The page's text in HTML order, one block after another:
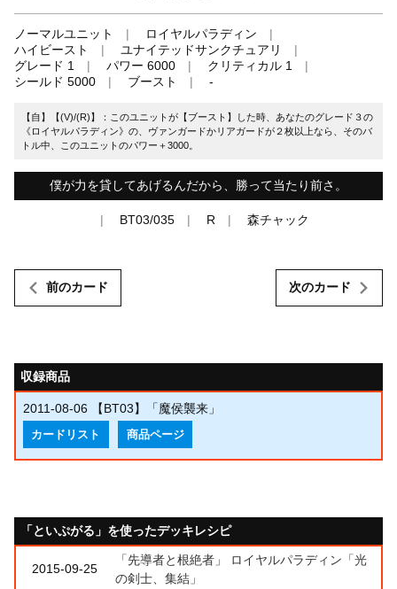
ノーマルユニット
ロイヤルパラディン
ハイビースト
ユナイテッドサンクチュアリ
グレード 1
パワー 6000
クリティカル 1
シールド 5000
ブースト -
【自】【(V)/(R)】：このユニットが【ブースト】した時、あなたのグレード３の
《ロイヤルパラディン》の、ヴァンガードかリアガードが２枚以上なら、そのバ
トル中、このユニットのパワー＋3000。
僕が力を貸してあげるんだから、勝って当たり前さ。
BT03/035 R 森チャック
前のカード 次のカード
収録商品
2011-08-06 【BT03】「魔侯襲来」
カードリスト 商品ページ
「といぷがる」を使ったデッキレシピ
2015-09-25
「先導者と根絶者」 ロイヤルパラディン「光
の剣士、集結」